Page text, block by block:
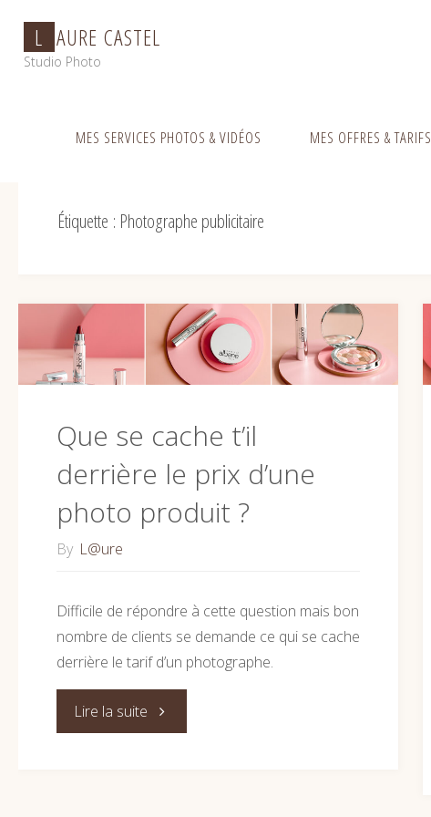
content
L AURE CASTEL
Studio Photo
MES SERVICES PHOTOS & VIDÉOS MES OFFRES & TARIFS
Étiquette : Photographe publicitaire
Que se cache t’il
derrière le prix d’une
photo produit ?
By L@ure
Difficile de répondre à cette question mais bon
nombre de clients se demande ce qui se cache
derrière le tarif d’un photographe.
Lire la suite "Que